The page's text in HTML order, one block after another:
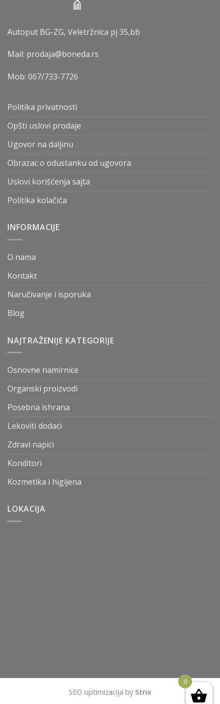
Autoput BG-ZG, Veletržnica pj 35,bb
Mail: prodaja@boneda.rs
Mob: 067/733-7726
Politika privatnosti
Opšti uslovi prodaje
Ugovor na daljinu
Obrazac o odustanku od ugovora
Uslovi korišćenja sajta
Politika kolačića
INFORMACIJE
O nama
Kontakt
Naručivanje i isporuka
Blog
NAJTRAŽENIJE KATEGORIJE
Osnovne namirnice
Organski proizvodi
Posebna ishrana
Lekoviti dodaci
Zdravi napici
Konditori
Kozmetika i higijena
LOKACIJA
SEO optimizacija by Strix
0